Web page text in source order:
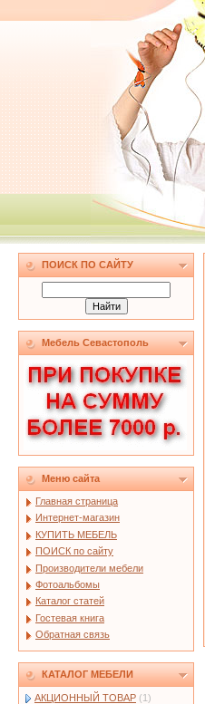
ПОИСК ПО САЙТУ
Мебель Севастополь
Меню сайта
Главная страница
Интернет-магазин
КУПИТЬ МЕБЕЛЬ
ПОИСК по сайту
Производители мебели
Фотоальбомы
Каталог статей
Гостевая книга
Обратная связь
КАТАЛОГ МЕБЕЛИ
АКЦИОННЫЙ ТОВАР (1)